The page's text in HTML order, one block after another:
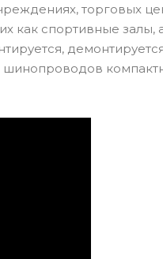
торговых
как спортивные залы,
шинопроводов